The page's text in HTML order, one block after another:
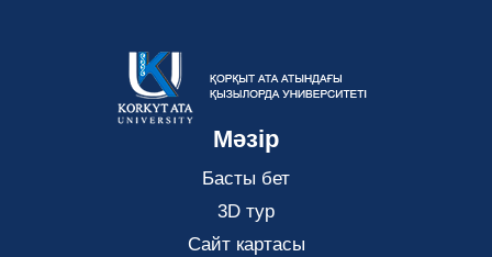
Мәзір
Басты бет
3D тур
Сайт картасы